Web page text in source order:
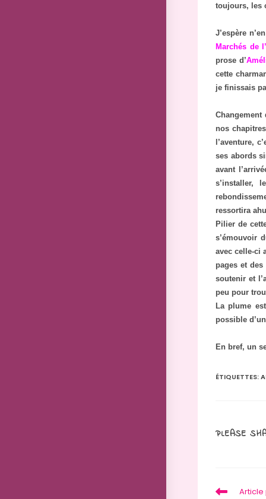
toujours, les
J’espère
Marchés de
prose d’
cette
je finissais
Changement
nos
l’aventure,
ses abords
avant
s’installer,
ressortira
Pilier de
s’émouvoir
avec celle-ci
pages et
soutenir et
peu pour
La plume
possible
En bref, un
ÉTIQUETTES:
PLEASE
Read